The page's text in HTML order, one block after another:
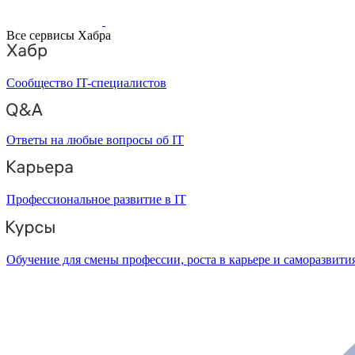
Все сервисы Хабра
Сообщество IT-специалистов
Ответы на любые вопросы об IT
Профессиональное развитие в IT
Обучение для смены профессии, роста в карьере и